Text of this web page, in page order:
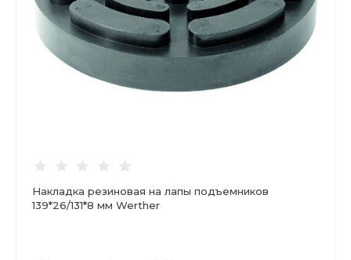
Накладка резиновая на лапы подъемников
139*26/131*8 мм Werther